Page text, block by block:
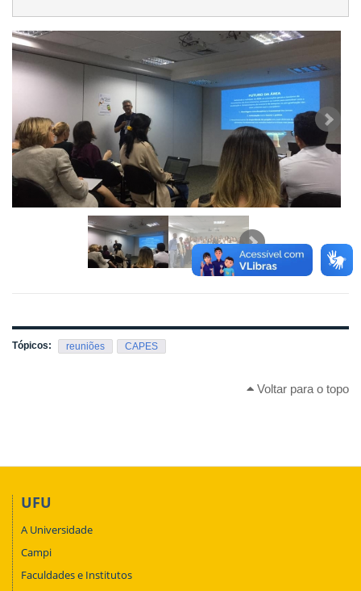
Tópicos: reuniões CAPES
Voltar para o topo
UFU
A Universidade
Campi
Faculdades e Institutos